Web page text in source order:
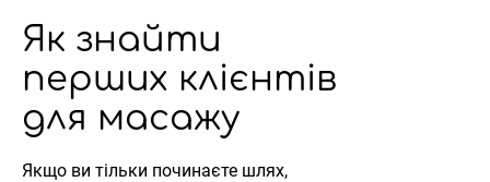
Як знайти
перших клієнтів
для масажу
Якщо ви тільки починаєте шлях,